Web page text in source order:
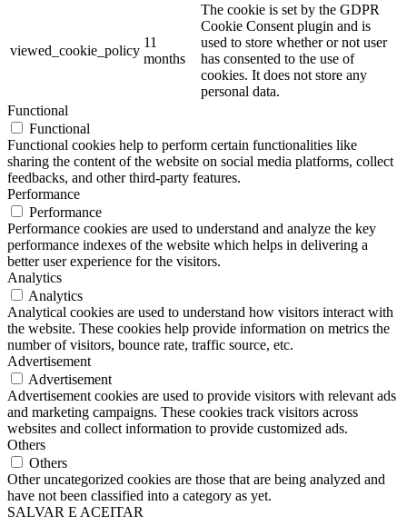
viewed_cookie_policy
11
months
The cookie is set by the GDPR
Cookie Consent plugin and is
used to store whether or not user
has consented to the use of
cookies. It does not store any
personal data.
Functional
Functional
Functional cookies help to perform certain functionalities like
sharing the content of the website on social media platforms, collect
feedbacks, and other third-party features.
Performance
Performance
Performance cookies are used to understand and analyze the key
performance indexes of the website which helps in delivering a
better user experience for the visitors.
Analytics
Analytics
Analytical cookies are used to understand how visitors interact with
the website. These cookies help provide information on metrics the
number of visitors, bounce rate, traffic source, etc.
Advertisement
Advertisement
Advertisement cookies are used to provide visitors with relevant ads
and marketing campaigns. These cookies track visitors across
websites and collect information to provide customized ads.
Others
Others
Other uncategorized cookies are those that are being analyzed and
have not been classified into a category as yet.
SALVAR E ACEITAR